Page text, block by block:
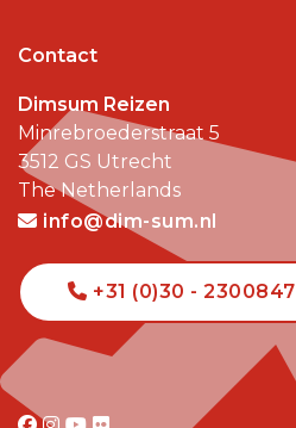
Contact
Dimsum Reizen
Minrebroederstraat 5
3512 GS Utrecht
The Netherlands
info@dim-sum.nl
+31 (0)30 - 2300847